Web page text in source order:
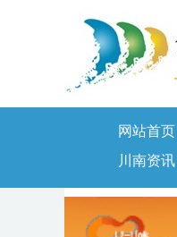
网站首页
川南资讯